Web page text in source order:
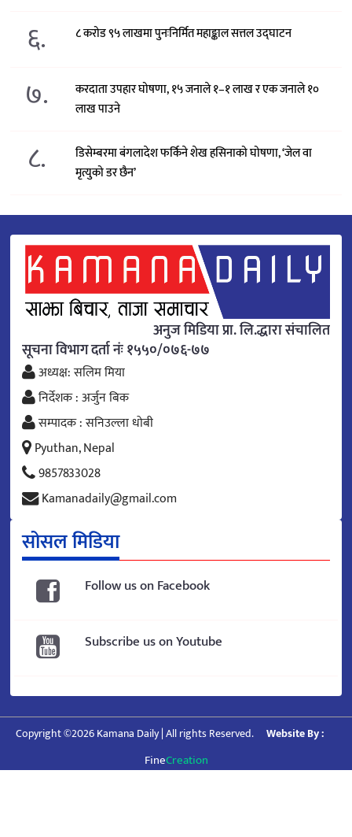
६. ८ करोड ९५ लाखमा पुनःनिर्मित महाङ्काल सत्तल उद्घाटन
७.
करदाता उपहार घोषणा, १५ जनाले १–१ लाख र एक जनाले १०
लाख पाउने
८.
डिसेम्बरमा बंगलादेश फर्किने शेख हसिनाको घोषणा, ‘जेल वा
मृत्युको डर छैन’
अनुज मिडिया प्रा. लि.द्धारा संचालित
सूचना विभाग दर्ता नंः १५५०/०७६-७७
अध्यक्ष: सलिम मिया
निर्देशक : अर्जुन बिक
सम्पादक : सनिउल्ला धोबी
Pyuthan, Nepal
9857833028
Kamanadaily@gmail.com
सोसल मिडिया
Follow us on Facebook
Subscribe us on Youtube
Copyright ©2026 Kamana Daily | All rights Reserved. Website By :
FineCreation